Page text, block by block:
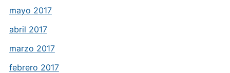
mayo 2017
abril 2017
marzo 2017
febrero 2017